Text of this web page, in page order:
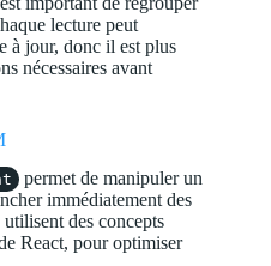
lecture peut
à jour, donc il est plus
nécessaires avant
permet de manipuler un
immédiatement des
des concepts
React, pour optimiser